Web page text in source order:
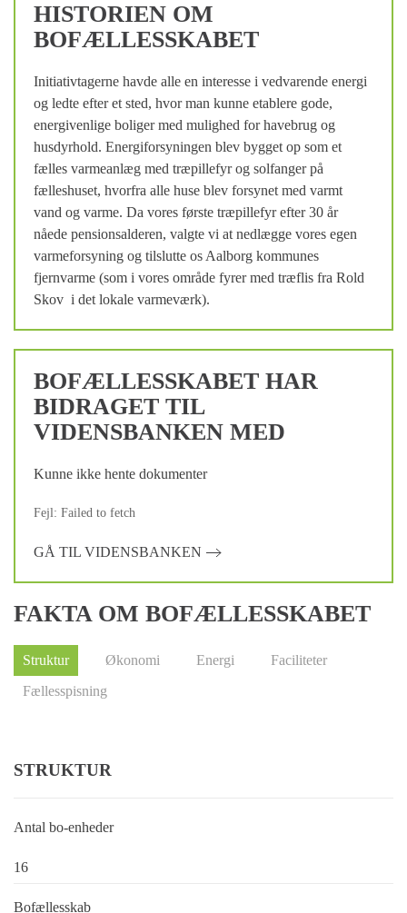
HISTORIEN OM
BOFÆLLESSKABET
Initiativtagerne havde alle en interesse i vedvarende energi
og ledte efter et sted, hvor man kunne etablere gode,
energivenlige boliger med mulighed for havebrug og
husdyrhold. Energiforsyningen blev bygget op som et
fælles varmeanlæg med træpillefyr og solfanger på
fælleshuset, hvorfra alle huse blev forsynet med varmt
vand og varme. Da vores første træpillefyr efter 30 år
nåede pensionsalderen, valgte vi at nedlægge vores egen
varmeforsyning og tilslutte os Aalborg kommunes
fjernvarme (som i vores område fyrer med træflis fra Rold
Skov i det lokale varmeværk).
BOFÆLLESSKABET HAR
BIDRAGET TIL
VIDENSBANKEN MED
Kunne ikke hente dokumenter
Fejl: Failed to fetch
GÅ TIL VIDENSBANKEN
FAKTA OM BOFÆLLESSKABET
Struktur Økonomi Energi
Faciliteter
Fællesspisning
STRUKTUR
Antal bo-enheder
16
Bofællesskab